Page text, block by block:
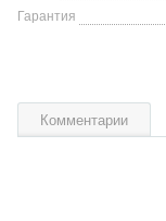
Гарантия
Комментарии